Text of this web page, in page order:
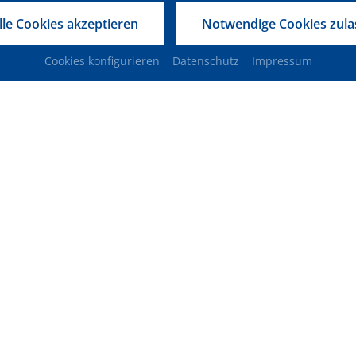
Cookies akzeptieren Notwendige Cookies
Cookies konfigurieren Datenschutz Impressum
stehen…